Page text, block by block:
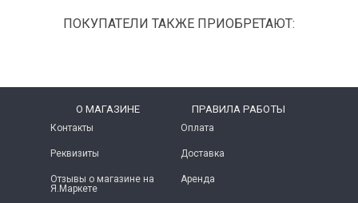
ПОКУПАТЕЛИ ТАКЖЕ ПРИОБРЕТАЮТ:
O МАГАЗИНЕ
Контакты
Реквизиты
Отзывы о магазине на
Я.Маркете
ПРАВИЛА РАБОТЫ
Оплата
Доставка
Аренда